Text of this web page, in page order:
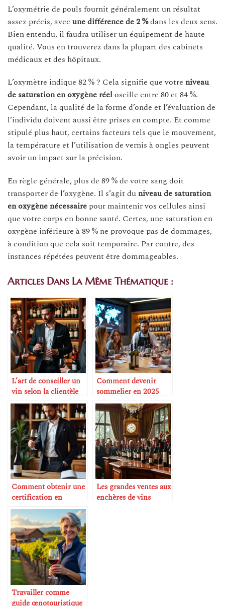
L’oxymétrie de pouls fournit généralement un résultat
assez précis, avec une différence de 2 %dans les deux sens.
Bien entendu, il faudra utiliser un équipement de haute
qualité. Vous en trouverez dans la plupart des cabinets
médicaux et des hôpitaux.
L’oxymètre indique 82 % ? Cela signifie que votre niveau
de saturation en oxygène réeloscille entre 80 et 84 %.
Cependant, la qualité de la forme d’onde et l’évaluation de
l’individu doivent aussi être prises en compte. Et comme
stipulé plus haut, certains facteurs tels que le mouvement,
la température et l’utilisation de vernis à ongles peuvent
avoir un impact sur la précision.
En règle générale, plus de 89 % de votre sang doit
transporter de l’oxygène. Il s’agit duniveau de saturation
en oxygène nécessaire pour maintenir vos cellules ainsi
que votre corps en bonne santé. Certes, une saturation en
oxygène inférieure à 89 % ne provoque pas de dommages,
à condition que cela soit temporaire. Par contre, des
instances répétées peuvent être dommageables.
Articles Dans La Même Thématique :
L’art de conseiller un
vin selon la clientèle
Comment devenir
sommelier en 2025
Comment obtenir une
certification en
sommellerie
Les grandes ventes aux
enchères de vins
Travailler comme
guide œnotouristique